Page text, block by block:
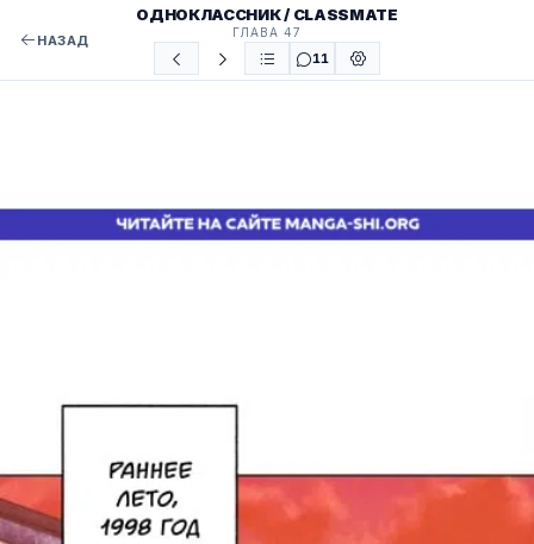
НАЗАД
ОДНОКЛАССНИК / CLASSMATE
ГЛАВА 47
11